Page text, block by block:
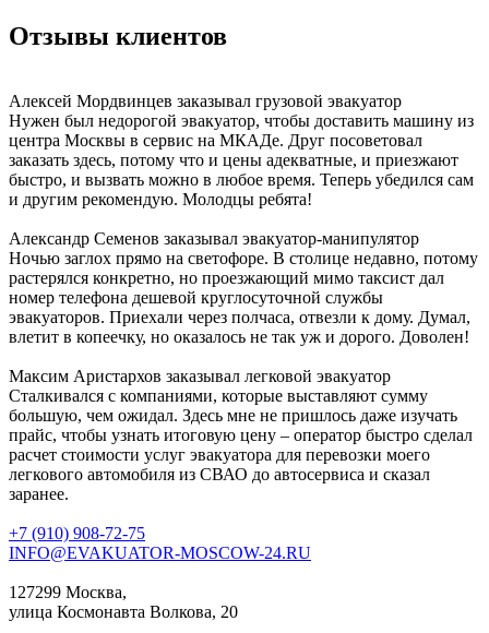
Отзывы клиентов
Алексей Мордвинцев заказывал грузовой эвакуатор
Нужен был недорогой эвакуатор, чтобы доставить машину из
центра Москвы в сервис на МКАДе. Друг посоветовал
заказать здесь, потому что и цены адекватные, и приезжают
быстро, и вызвать можно в любое время. Теперь убедился сам
и другим рекомендую. Молодцы ребята!
Александр Семенов заказывал эвакуатор-манипулятор
Ночью заглох прямо на светофоре. В столице недавно, потому
растерялся конкретно, но проезжающий мимо таксист дал
номер телефона дешевой круглосуточной службы
эвакуаторов. Приехали через полчаса, отвезли к дому. Думал,
влетит в копеечку, но оказалось не так уж и дорого. Доволен!
Максим Аристархов заказывал легковой эвакуатор
Сталкивался с компаниями, которые выставляют сумму
большую, чем ожидал. Здесь мне не пришлось даже изучать
прайс, чтобы узнать итоговую цену – оператор быстро сделал
расчет стоимости услуг эвакуатора для перевозки моего
легкового автомобиля из СВАО до автосервиса и сказал
заранее.
+7 (910) 908-72-75
INFO@EVAKUATOR-MOSCOW-24.RU
127299 Москва,
улица Космонавта Волкова, 20